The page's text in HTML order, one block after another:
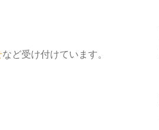
など受け付けています。